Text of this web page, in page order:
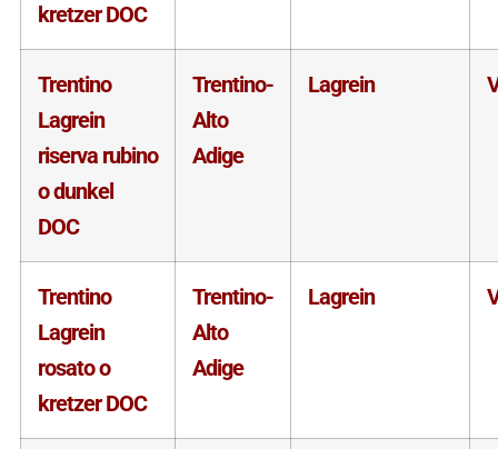
kretzer DOC
Trentino
Lagrein
riserva rubino
o dunkel
DOC
Trentino-
Alto
Adige
Lagrein
Trentino
Lagrein
rosato o
kretzer DOC
Trentino-
Alto
Adige
Lagrein